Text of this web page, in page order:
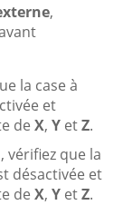
,
la case à
et
de X, Y etZ.
, vérifiez que la
désactivée et
de X, Y etZ.